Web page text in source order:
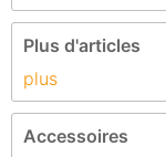
Plus d'articles
plus
Accessoires